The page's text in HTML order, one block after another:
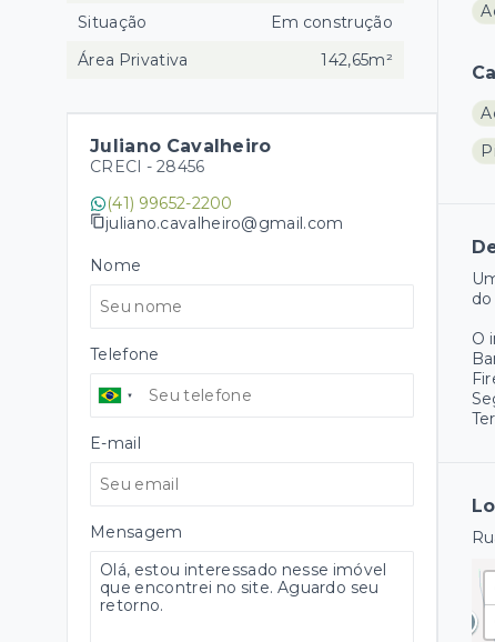
O
Situação
Em construção
Área Privativa
142,65m²
Juliano Cavalheiro
CRECI - 28456
(41) 99652-2200
juliano.cavalheiro@gmail.com
Nome
Telefone
E-mail
Mensagem